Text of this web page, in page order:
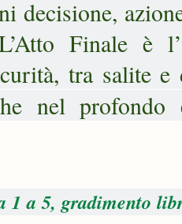
decisione,
Finale è
tra salite
nel
1 a 5, gradimento